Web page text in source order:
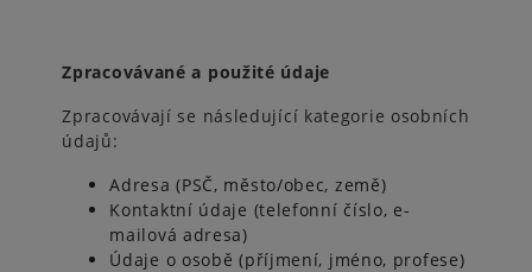
Zpracovávané a použité údaje
Zpracovávají se následující kategorie osobních
údajů:
Adresa (PSČ, město/obec, země)
Kontaktní údaje (telefonní číslo, e-
mailová adresa)
Údaje o osobě (příjmení, jméno, profese)